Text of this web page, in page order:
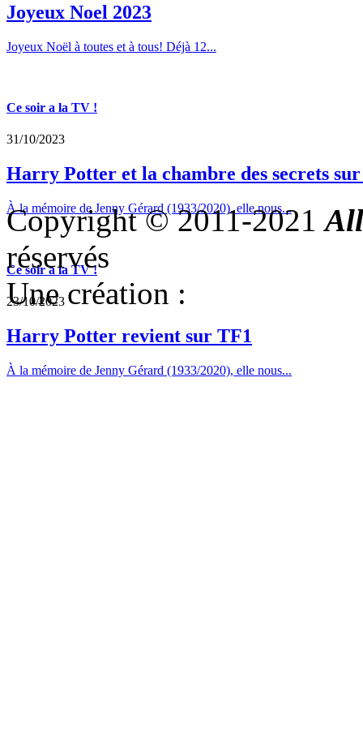
Joyeux Noel 2023
Joyeux Noël à toutes et à tous! Déjà 12...
Ce soir a la TV !
31/10/2023
Harry Potter et la chambre des secrets
À la mémoire de Jenny Gérard (1933/2020), elle nous...
Ce soir a la TV !
23/10/2023
Harry Potter revient sur TF1
À la mémoire de Jenny Gérard (1933/2020), elle nous...
Copyright © 2011-2021
réservés
Une création :